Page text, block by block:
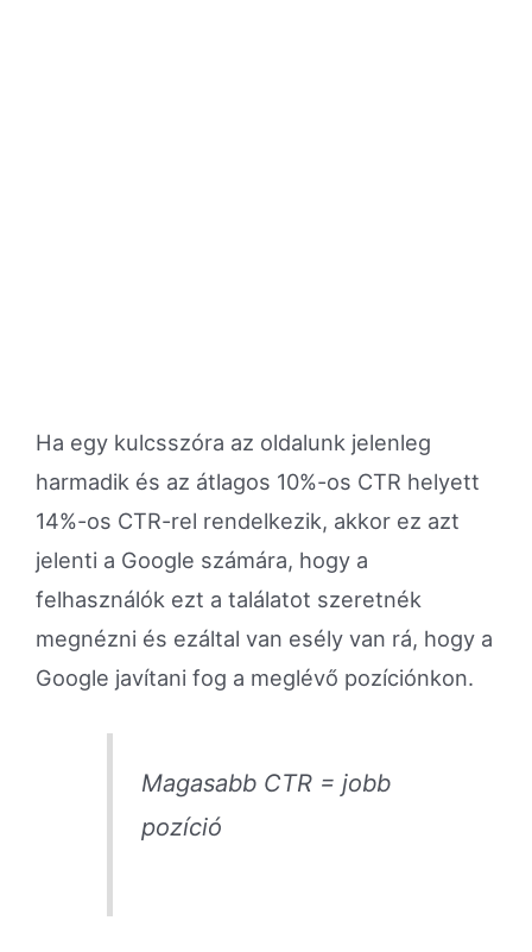
Ha egy kulcsszóra az oldalunk jelenleg
harmadik és az átlagos 10%-os CTR helyett
14%-os CTR-rel rendelkezik, akkor ez azt
jelenti a Google számára, hogy a
felhasználók ezt a találatot szeretnék
megnézni és ezáltal van esély van rá, hogy a
Google javítani fog a meglévő pozíciónkon.
Magasabb CTR = jobb
pozíció